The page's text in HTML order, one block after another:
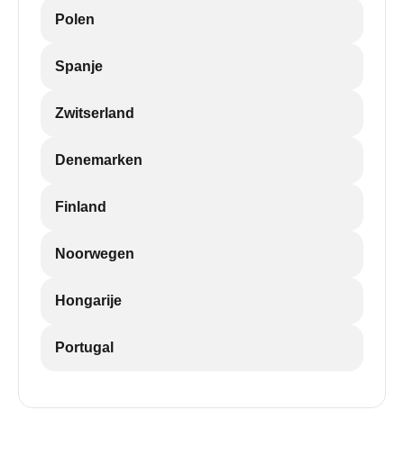
Polen
Spanje
Zwitserland
Denemarken
Finland
Noorwegen
Hongarije
Portugal